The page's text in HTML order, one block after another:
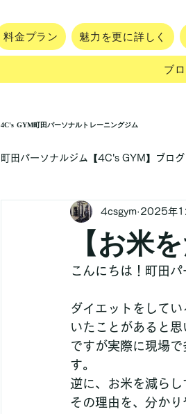
料金プラン 魅力を更に詳しく
ブ
4C's GYM町田パーソナルトレーニングジム
町田パーソナルジム【4C's GYM】ブログ
【お米
4csgym 2025年
こんにちは！町田
ダイエットをして
いたことがあると思
ですが実際に現場
す。
逆に、お米を減ら
その理由を、分かり